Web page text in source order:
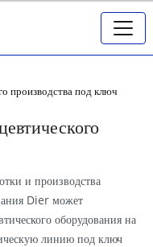
производства под ключ
и производства
Dier может
оборудования на
линию под ключ